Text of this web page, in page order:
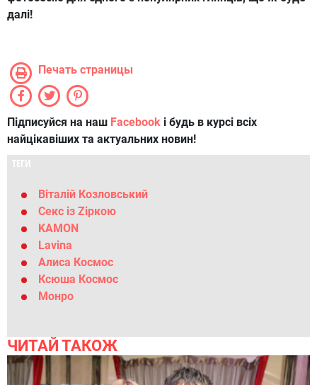
далі!
Печать страницы
Підписуйся на наш Facebook і будь в курсі всіх
найцікавіших та актуальних новин!
ТЕГИ
Віталій Козловський
Секс із Zіркою
KAMON
Lavina
Алиса Космос
Ксюша Космос
Монро
ЧИТАЙ ТАКОЖ